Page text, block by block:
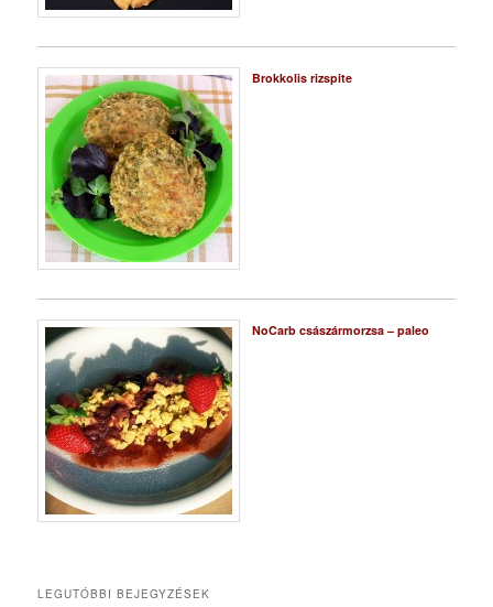
Brokkolis rizspite
NoCarb császármorzsa – paleo
LEGUTÓBBI BEJEGYZÉSEK